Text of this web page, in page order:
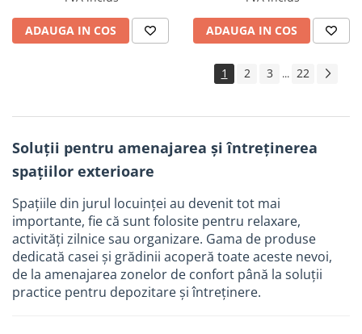
Obiecte sanitare
Rezervoare WC incastrate
Rezervoare WC clasice
Vase WC
Lavoare
Chiuvete bucatarie
Rigole de dus
ADAUGA IN COS ADAUGA IN COS
1 2 3 ... 22
Soluții pentru amenajarea și întreținerea
spațiilor exterioare
Spațiile din jurul locuinței au devenit tot mai
importante, fie că sunt folosite pentru relaxare,
activități zilnice sau organizare. Gama de produse
dedicată casei și grădinii acoperă toate aceste nevoi,
de la amenajarea zonelor de confort până la soluții
practice pentru depozitare și întreținere.